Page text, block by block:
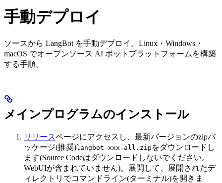
手動デプロイ
ソースから LangBot を手動デプロイ。Linux・Windows・
macOS でオープンソース AI ボットプラットフォームを構築
する手順。
メインプログラムのインストール
リリースページにアクセスし、最新バージョンのzipパ
ッケージ(推奨)langbot-xxx-all.zip をダウンロードし
ます(Source Codeはダウンロードしないでください。
WebUIが含まれていません)。展開して、展開されたデ
ィレクトリでコマンドライン(ターミナル)を開きま